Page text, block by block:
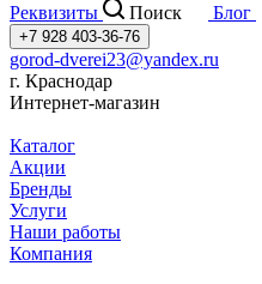
Реквизиты
Поиск Блог
+7 928 403-36-76
gorod-dverei23@yandex.ru
г. Краснодар
Интернет-магазин
Каталог
Акции
Бренды
Услуги
Наши работы
Компания